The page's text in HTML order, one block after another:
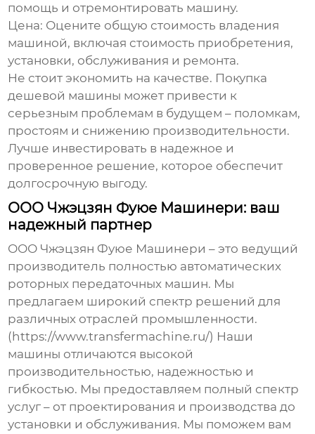
помощь и отремонтировать машину.
Цена: Оцените общую стоимость владения
машиной, включая стоимость приобретения,
установки, обслуживания и ремонта.
Не стоит экономить на качестве. Покупка
дешевой машины может привести к
серьезным проблемам в будущем – поломкам,
простоям и снижению производительности.
Лучше инвестировать в надежное и
проверенное решение, которое обеспечит
долгосрочную выгоду.
ООО Чжэцзян Фуюе Машинери: ваш
надежный партнер
ООО Чжэцзян Фуюе Машинери – это ведущий
производитель полностью автоматических
роторных передаточных машин. Мы
предлагаем широкий спектр решений для
различных отраслей промышленности.
(https://www.transfermachine.ru/) Наши
машины отличаются высокой
производительностью, надежностью и
гибкостью. Мы предоставляем полный спектр
услуг – от проектирования и производства до
установки и обслуживания. Мы поможем вам